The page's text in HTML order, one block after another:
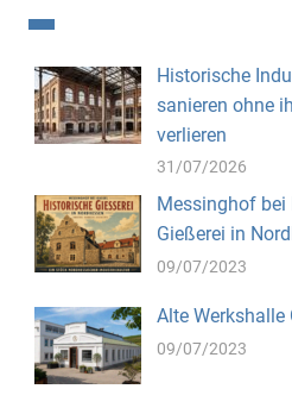
Historische
sanieren ohne
verlieren
31/07/2026
Messinghof
Gießerei in
09/07/2023
Alte Werkshalle
09/07/2023